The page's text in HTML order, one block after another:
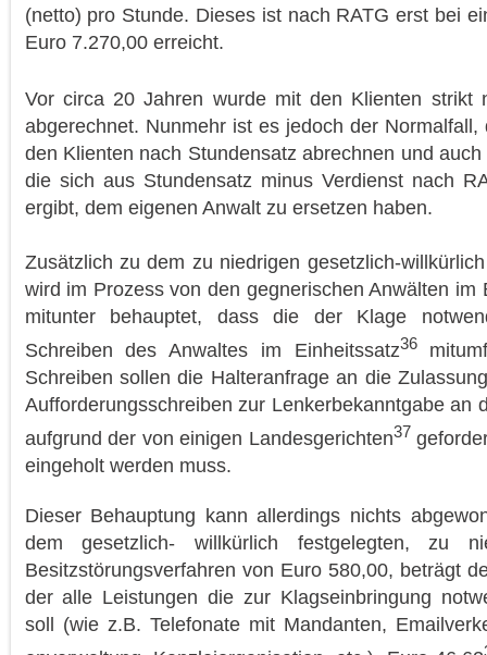
(netto) pro Stunde. Dieses ist nach RATG erst bei
Euro 7.270,00 erreicht.
Vor circa 20 Jahren wurde mit den Klienten strikt
abgerechnet. Nunmehr ist es jedoch der Normalfall,
den Klienten nach Stundensatz abrechnen und
die sich aus Stundensatz minus Verdienst nach
ergibt, dem eigenen Anwalt zu ersetzen haben.
Zusätzlich zu dem zu niedrigen gesetzlich-
wird im Prozess von den gegnerischen Anwälten im
mitunter behauptet, dass die der Klage
Schreiben des Anwaltes im Einheitssatz36
Schreiben sollen die Halteranfrage an die
Aufforderungsschreiben zur Lenkerbekanntgabe an
aufgrund der von einigen Landesgerichten37
eingeholt werden muss.
Dieser Behauptung kann allerdings nichts
dem gesetzlich- willkürlich festgelegten, zu
Besitzstörungsverfahren von Euro 580,00, beträgt
der alle Leistungen die zur Klagseinbringung
soll (wie z.B. Telefonate mit Mandanten,